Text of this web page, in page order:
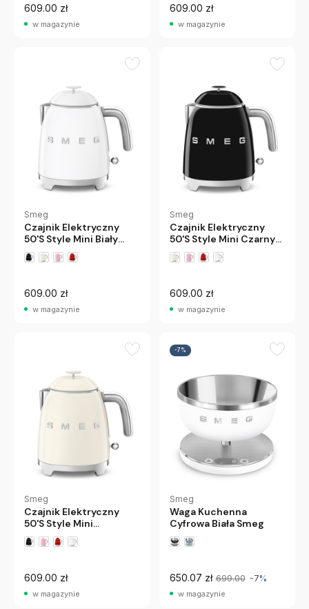
609.00 zł
w magazynie
609.00 zł
w magazynie
Smeg
Czajnik Elektryczny
50'S Style Mini Biały
Smeg
609.00 zł
w magazynie
Smeg
Czajnik Elektryczny
50'S Style Mini Czarny
Smeg
609.00 zł
w magazynie
Smeg
Czajnik Elektryczny
50'S Style Mini
Kremowy Smeg
609.00 zł
w magazynie
-7%
Smeg
Waga Kuchenna
Cyfrowa Biała Smeg
650.07 zł 699.00 -7%
w magazynie